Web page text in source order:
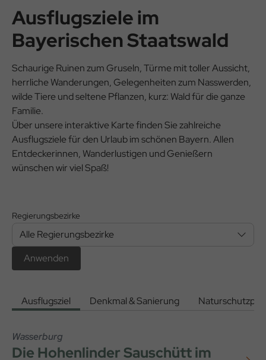
Ausflugsziele im
Bayerischen Staatswald
Schaurige Ruinen zum Gruseln, Türme mit toller Aussicht,
herrliche Wanderungen, Gelegenheiten zum Nasswerden,
wilde Tiere und seltene Pflanzen, kurz: Wald für die ganze
Familie.
Über unsere interaktive Karte finden Sie zahlreiche
Ausflugsziele für den Urlaub im schönen Bayern. Allen
Entdeckerinnen, Wanderlustigen und Genießern
wünschen wir viel Spaß!
Regierungsbezirke
Alle Regierungsbezirke
Ausflugsziel Denkmal & Sanierung
Wasserburg
Die Hohenlinder Sauschütt im